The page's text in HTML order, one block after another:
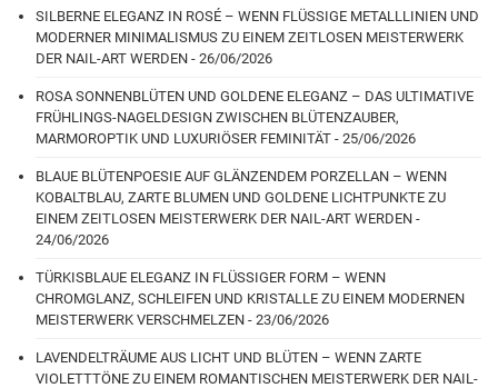
SILBERNE ELEGANZ IN ROSÉ – WENN FLÜSSIGE METALLLINIEN UND
MODERNER MINIMALISMUS ZU EINEM ZEITLOSEN MEISTERWERK
DER NAIL-ART WERDEN - 26/06/2026
ROSA SONNENBLÜTEN UND GOLDENE ELEGANZ – DAS ULTIMATIVE
FRÜHLINGS-NAGELDESIGN ZWISCHEN BLÜTENZAUBER,
MARMOROPTIK UND LUXURIÖSER FEMINITÄT - 25/06/2026
BLAUE BLÜTENPOESIE AUF GLÄNZENDEM PORZELLAN – WENN
KOBALTBLAU, ZARTE BLUMEN UND GOLDENE LICHTPUNKTE ZU
EINEM ZEITLOSEN MEISTERWERK DER NAIL-ART WERDEN -
24/06/2026
TÜRKISBLAUE ELEGANZ IN FLÜSSIGER FORM – WENN
CHROMGLANZ, SCHLEIFEN UND KRISTALLE ZU EINEM MODERNEN
MEISTERWERK VERSCHMELZEN - 23/06/2026
LAVENDELTRÄUME AUS LICHT UND BLÜTEN – WENN ZARTE
VIOLETTTÖNE ZU EINEM ROMANTISCHEN MEISTERWERK DER NAIL-